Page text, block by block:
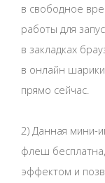
в свободное
работы для
в закладках
в онлайн
прямо сейчас.
2) Данная мини-
флеш
эффектом и